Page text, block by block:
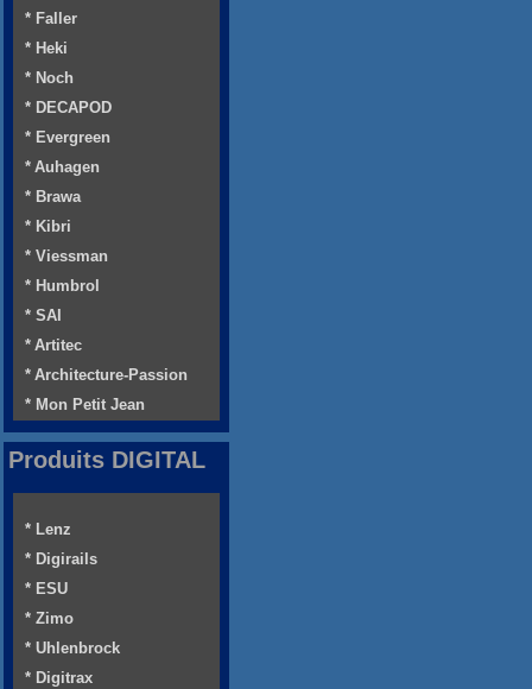
* Faller
* Heki
* Noch
* DECAPOD
* Evergreen
* Auhagen
* Brawa
* Kibri
* Viessman
* Humbrol
* SAI
* Artitec
* Architecture-Passion
* Mon Petit Jean
Produits DIGITAL
* Lenz
* Digirails
* ESU
* Zimo
* Uhlenbrock
* Digitrax